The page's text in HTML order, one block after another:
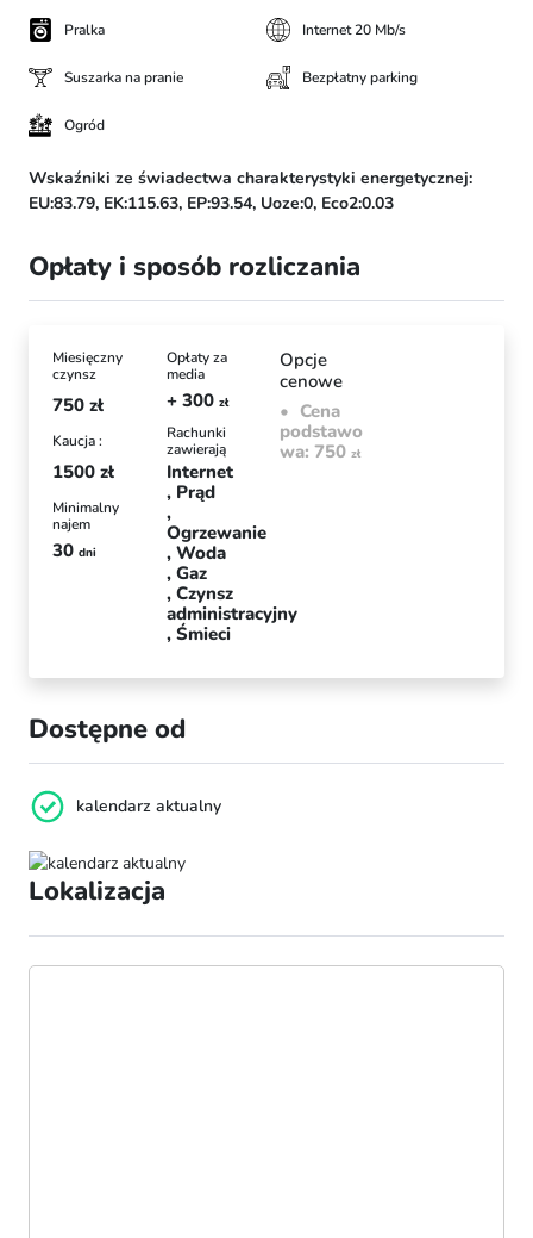
Pralka Internet 20 Mb/s
Suszarka na pranie Bezpłatny parking
Ogród
Wskaźniki ze świadectwa charakterystyki energetycznej:
EU:83.79, EK:115.63, EP:93.54, Uoze:0, Eco2:0.03
Opłaty i sposób rozliczania
Miesięczny
czynsz
750 zł
Kaucja :
1500 zł
Minimalny
najem
30 dni
Opłaty za
media
+ 300 zł
Rachunki
zawierają
Internet
Prąd
Ogrzewanie
Woda
Gaz
Czynsz
administracyjny
Śmieci
Opcje
cenowe
Cena
podstawo
wa: 750 zł
Dostępne od
kalendarz aktualny
Lokalizacja